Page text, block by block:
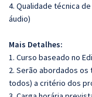
4. Qualidade técnica
áudio)
Mais Detalhes:
1. Curso baseado no
2. Serão abordados
todos) a critério dos